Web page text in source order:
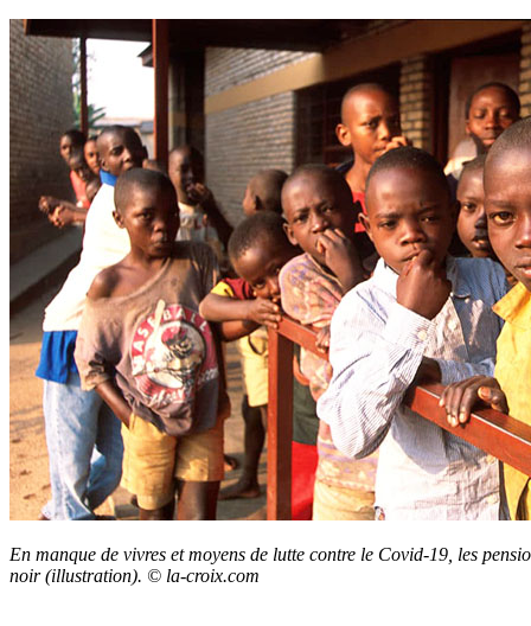
En manque de vivres et moyens de lutte contre le Covid-19, les
noir (illustration). © la-croix.com